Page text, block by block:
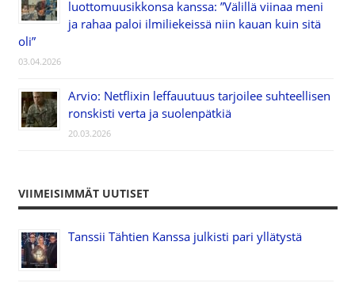
luottomuusikkonsa kanssa: ”Välillä viinaa meni
ja rahaa paloi ilmiliekeissä niin kauan kuin sitä
oli”
03.04.2026
Arvio: Netflixin leffauutuus tarjoilee suhteellisen
ronskisti verta ja suolenpätkiä
20.03.2026
VIIMEISIMMÄT UUTISET
Tanssii Tähtien Kanssa julkisti pari yllätystä